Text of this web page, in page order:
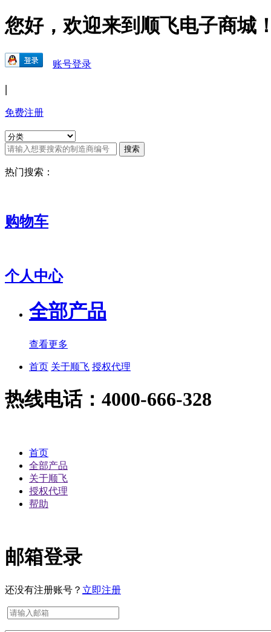
您好，欢迎来到顺飞电子商城
账号登录
|
免费注册
热门搜索：
购物车
个人中心
全部产品
查看更多
首页 关于顺飞 授权代理
热线电话：4000-666-328
首页
全部产品
关于顺飞
授权代理
帮助
邮箱登录
还没有注册账号？ 立即注册